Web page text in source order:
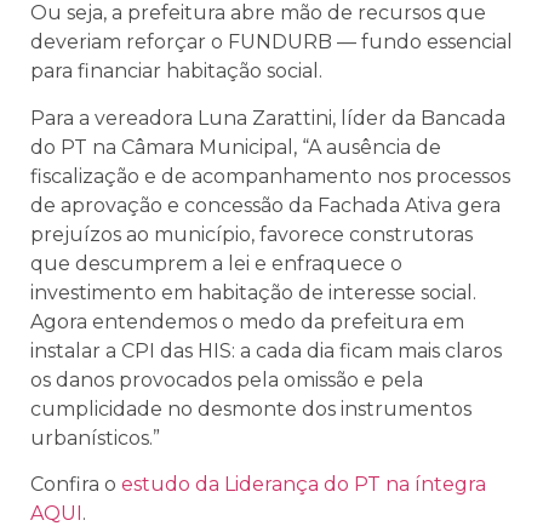
Ou seja, a prefeitura abre mão de recursos que
deveriam reforçar o FUNDURB — fundo essencial
para financiar habitação social.
Para a vereadora Luna Zarattini, líder da Bancada
do PT na Câmara Municipal, “A ausência de
fiscalização e de acompanhamento nos processos
de aprovação e concessão da Fachada Ativa gera
prejuízos ao município, favorece construtoras
que descumprem a lei e enfraquece o
investimento em habitação de interesse social.
Agora entendemos o medo da prefeitura em
instalar a CPI das HIS: a cada dia ficam mais claros
os danos provocados pela omissão e pela
cumplicidade no desmonte dos instrumentos
urbanísticos.”
Confira o estudo da Liderança do PT na íntegra
AQUI.